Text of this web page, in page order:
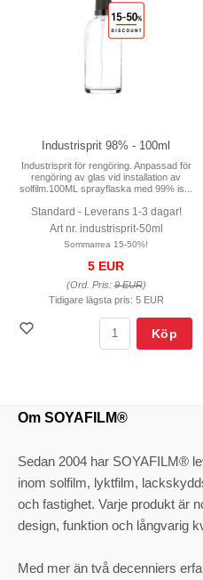
Industrisprit 98% - 100ml
Industrisprit för rengöring. Anpassad för
rengöring av glas vid installation av
solfilm.100ML sprayflaska med 99% is...
Standard - Leverans 1-3 dagar!
Art nr. industrisprit-50ml
Sommarrea 15-50%!
5 EUR
(Ord. Pris:9 EUR)
Tidigare lägsta pris: 5 EUR
Köp
Om SOYAFILM®
Sedan 2004 har SOYAFILM®
inom solfilm, lyktfilm,
och fastighet. Varje produkt är
design, funktion och långvarig
Med mer än två decenniers